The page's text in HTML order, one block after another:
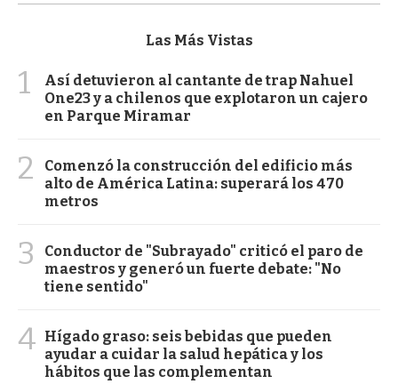
Las Más Vistas
1
Así detuvieron al cantante de trap Nahuel
One23 y a chilenos que explotaron un cajero
en Parque Miramar
2
Comenzó la construcción del edificio más
alto de América Latina: superará los 470
metros
3
Conductor de "Subrayado" criticó el paro de
maestros y generó un fuerte debate: "No
tiene sentido"
4 Hígado graso: seis bebidas que pueden
ayudar a cuidar la salud hepática y los
hábitos que las complementan